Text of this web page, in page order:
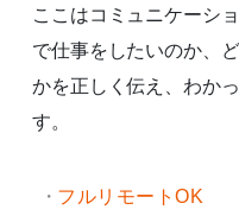
ここはコミュニケーシ
で仕事をしたいのか、
かを正しく伝え、わか
す。
フルリモートOK